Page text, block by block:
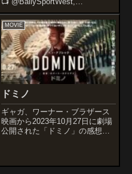
@Clipper_Vision📻
@AM570LASports,
@TuLigaRadio pic.twitt...
MOVIE
ドミノ
ギャガ、ワーナー・ブラザース
映画から2023年10月27日に劇場
公開された「ドミノ」の感想記
た刑事ロークは、そのことで強